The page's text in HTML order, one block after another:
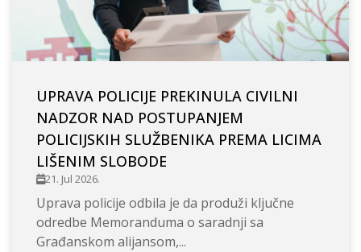
UPRAVA POLICIJE PREKINULA CIVILNI
NADZOR NAD POSTUPANJEM
POLICIJSKIH SLUŽBENIKA PREMA LICIMA
LIŠENIM SLOBODE
21. Jul 2026.
Uprava policije odbila je da produži ključne
odredbe Memoranduma o saradnji sa
Građanskom alijansom,...